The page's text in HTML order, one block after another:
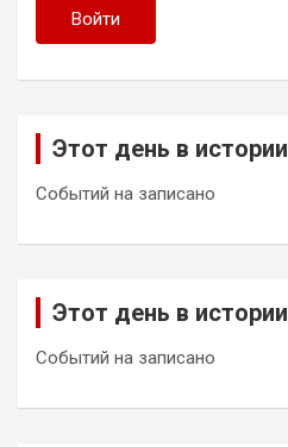
Войти
Этот день в истории
Событий на записано
Этот день в истории
Событий на записано